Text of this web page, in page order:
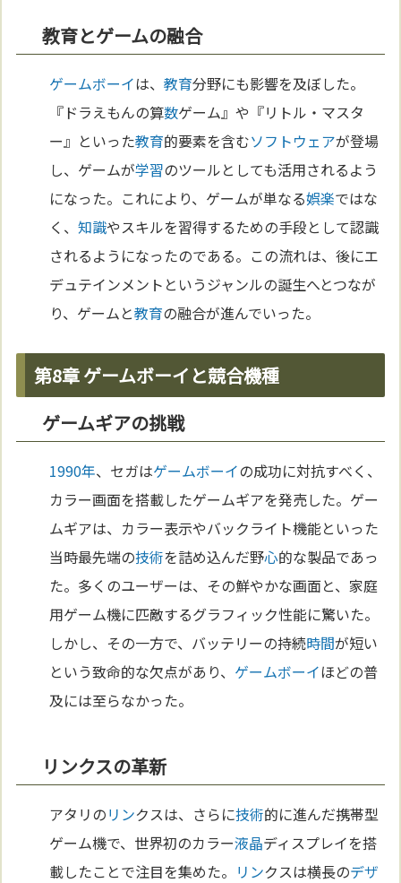
教育とゲームの融合
ゲームボーイは、教育分野にも影響を及ぼした。
『ドラえもんの算数ゲーム』や『リトル・マスタ
ー』といった教育的要素を含むソフトウェアが登場
し、ゲームが学習のツールとしても活用されるよう
になった。これにより、ゲームが単なる娯楽ではな
く、知識やスキルを習得するための手段として認識
されるようになったのである。この流れは、後にエ
デュテインメントというジャンルの誕生へとつなが
り、ゲームと教育の融合が進んでいった。
第8章 ゲームボーイと競合機種
ゲームギアの挑戦
1990年、セガはゲームボーイの成功に対抗すべく、
カラー画面を搭載したゲームギアを発売した。ゲー
ムギアは、カラー表示やバックライト機能といった
当時最先端の技術を詰め込んだ野心的な製品であっ
た。多くのユーザーは、その鮮やかな画面と、家庭
用ゲーム機に匹敵するグラフィック性能に驚いた。
しかし、その一方で、バッテリーの持続時間が短い
という致命的な欠点があり、 ゲームボーイほどの普
及には至らなかった。
リンクスの革新
アタリのリンクスは、さらに技術的に進んだ携帯型
ゲーム機で、世界初のカラー液晶ディスプレイを搭
載したことで注目を集めた。 リンクスは横長のデザ